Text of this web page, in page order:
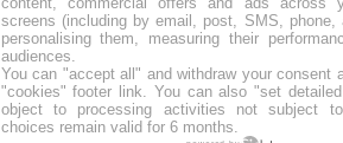
screens (including by email, post, SMS, phone,
personalising them, measuring their
audiences.
You can "accept all" and withdraw your consent
"cookies" footer link . You can also "set
object to processing activities not subject
choices remain valid for 6 months.